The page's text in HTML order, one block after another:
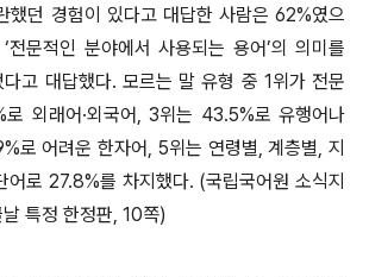
했던 경험이 있다고 대답한 사람은 62%였으
문적인 분야에서 사용되는 용어’의 의미를
고 대답했다. 모르는 말 유형 중 1위가 전문
외래어·외국어, 3위는 43.5%로 유행어나
로 어려운 한자어, 5위는 연령별, 계층별, 지
어로 27.8%를 차지했다. (국립국어원 소식지
특정 한정판, 10쪽)